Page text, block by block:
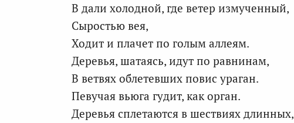
В дали холодной, где ветер измученный,
Сыростью вея,
Ходит и плачет по голым аллеям.
Деревья, шатаясь, идут по равнинам,
В ветвях облетевших повис ураган.
Певучая вьюга гудит, как орган.
Деревья сплетаются в шествиях длинных,